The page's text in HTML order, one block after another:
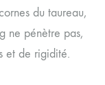
du taureau,
ne pénètre pas,
et de rigidité.